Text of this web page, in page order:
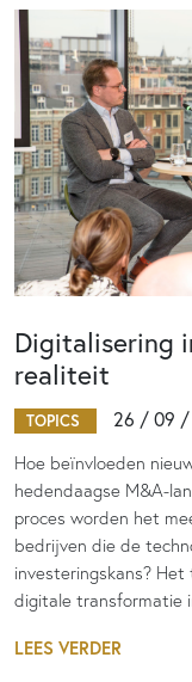
Digitalisering
realiteit
TOPICS 26 / 09 /
Hoe beïnvloeden
hedendaagse M&A-
proces worden het
bedrijven die de
investeringskans?
digitale transformatie
LEES VERDER